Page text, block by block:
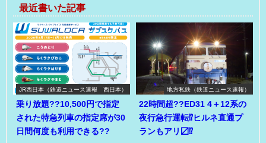
最近書いた記事
JR西日本（鉄道ニュース速報 西日本）
乗り放題??10,500円で指定
された特急列車の指定席が30
日間何度も利用できる??
地方私鉄（鉄道ニュース速報）
22時間超??ED31 4＋12系の
夜行急行運転⁉ヒルネ直通プ
ランもアリ〼⁉